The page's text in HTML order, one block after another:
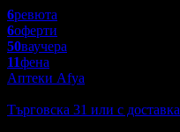
6ревюта
6оферти
50ваучера
11фена
Аптеки Afya
Търговска 31 или с доставка